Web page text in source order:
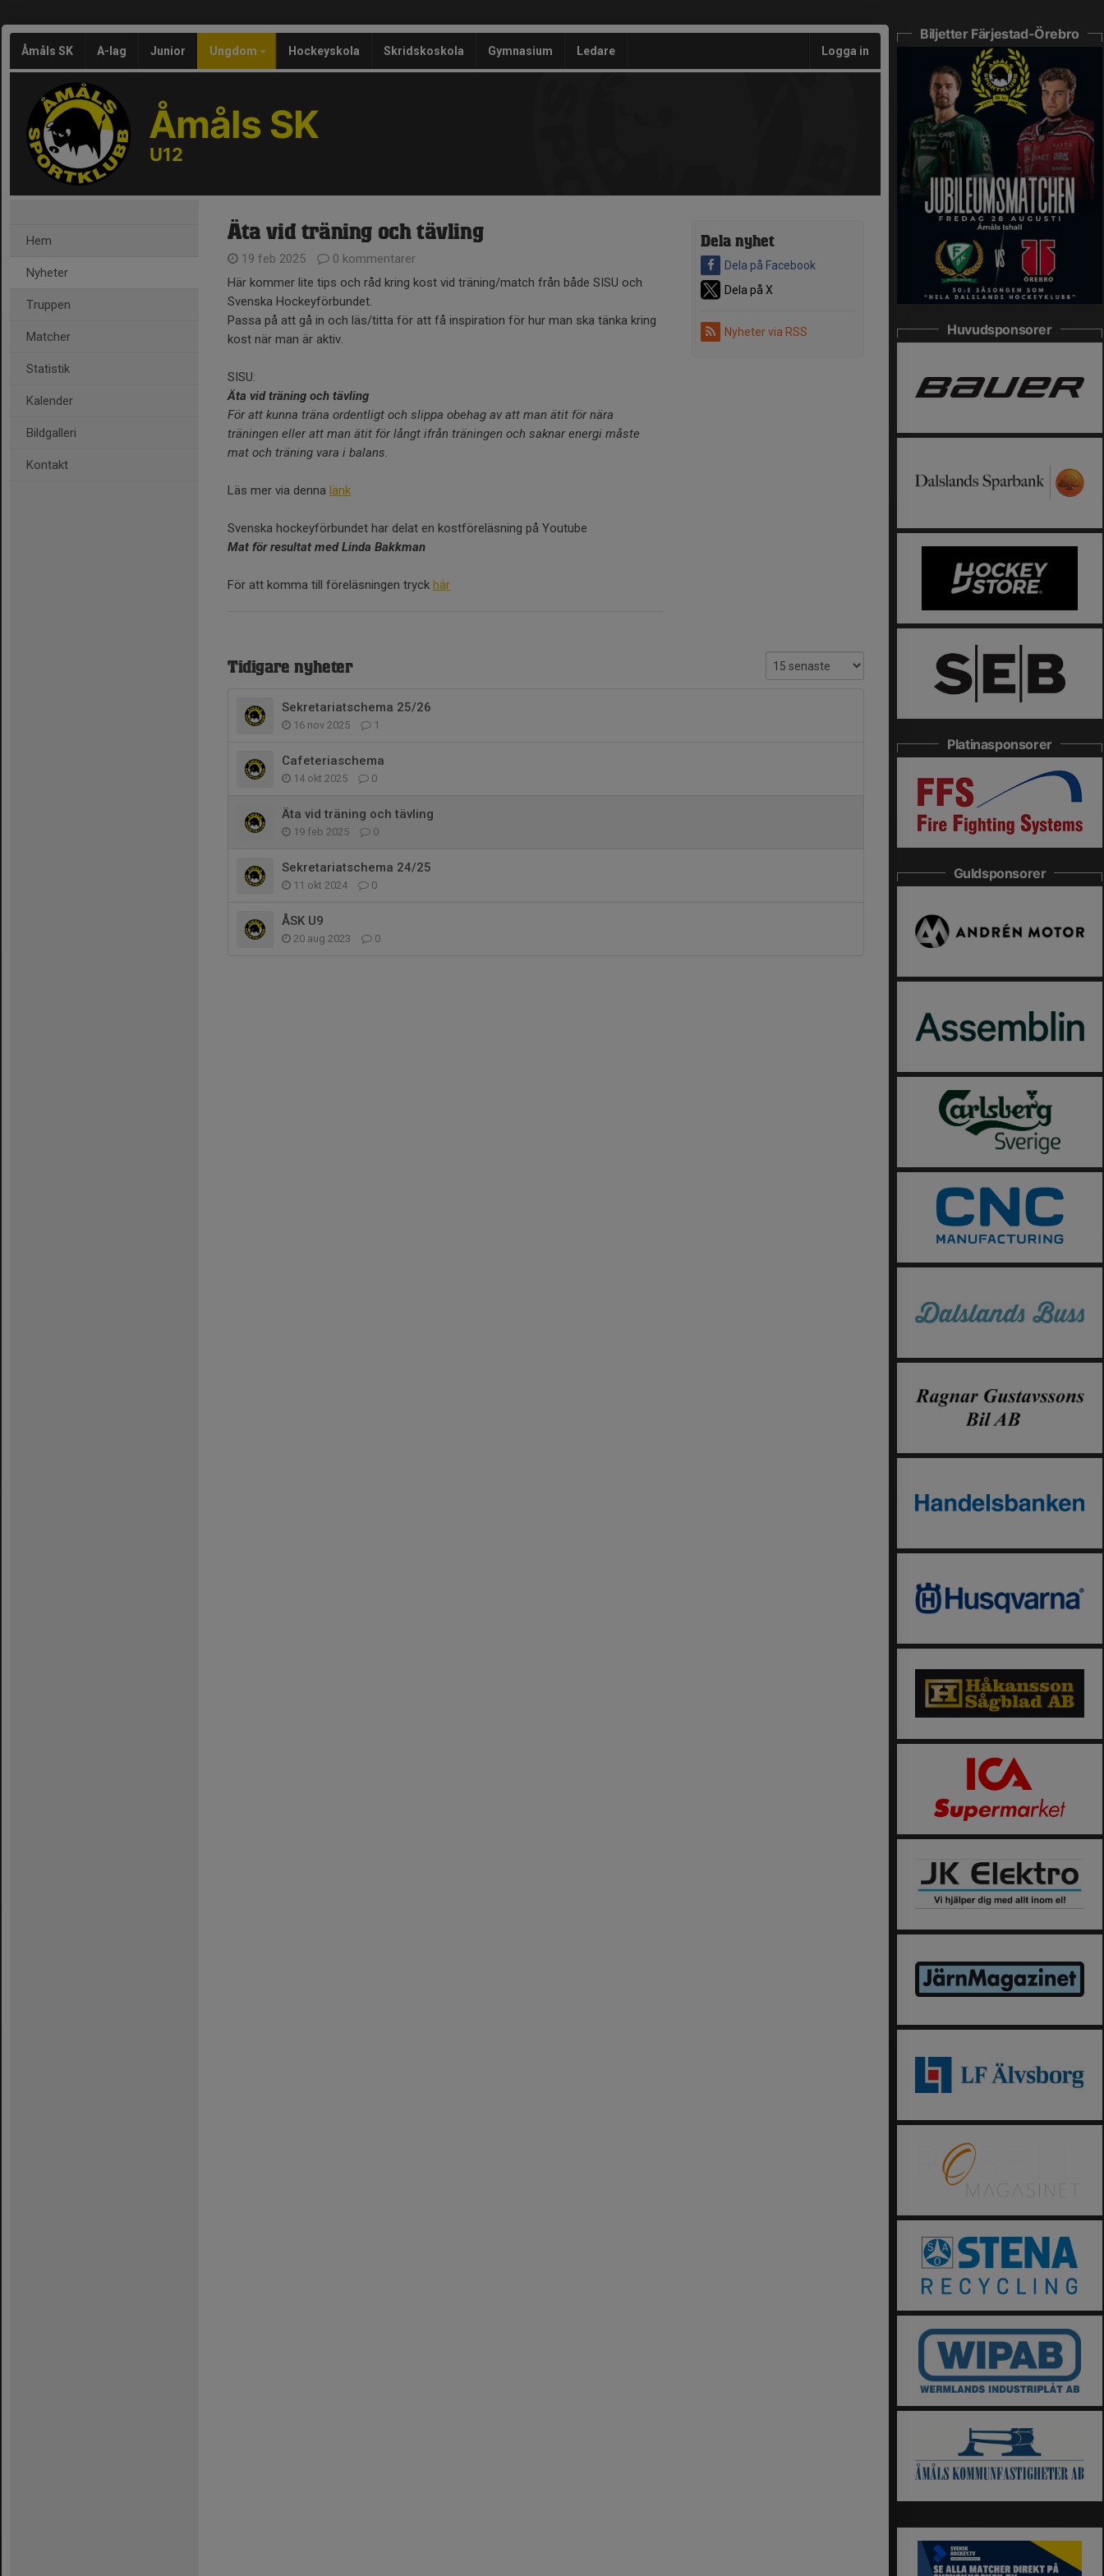
Åmåls SK A-lag Junior Ungdom Hockeyskola Skridskoskola Gymnasium Ledare Logga in
Åmåls SK
U12
Hem
Nyheter
Truppen
Matcher
Statistik
Kalender
Bildgalleri
Kontakt
Dela nyhet
Dela på Facebook
Dela på X
Nyheter via RSS
Äta vid träning och tävling
19 feb 2025
0 kommentarer
Här kommer lite tips och råd kring kost vid träning/match från både SISU och
Svenska Hockeyförbundet.
Passa på att gå in och läs/titta för att få inspiration för hur man ska tänka kring
kost när man är aktiv.
SISU:
Äta vid träning och tävling
För att kunna träna ordentligt och slippa obehag av att man ätit för nära
träningen eller att man ätit för långt ifrån träningen och saknar energi måste
mat och träning vara i balans.
Läs mer via denna länk
Svenska hockeyförbundet har delat en kostföreläsning på Youtube
Mat för resultat med Linda Bakkman
För att komma till föreläsningen tryck här
Tidigare nyheter
Sekretariatschema 25/26
16 nov 2025 1
Cafeteriaschema
14 okt 2025 0
Äta vid träning och tävling
19 feb 2025 0
Sekretariatschema 24/25
11 okt 2024 0
ÅSK U9
20 aug 2023 0
Biljetter Färjestad-Örebro
Huvudsponsorer
Platinasponsorer
Guldsponsorer